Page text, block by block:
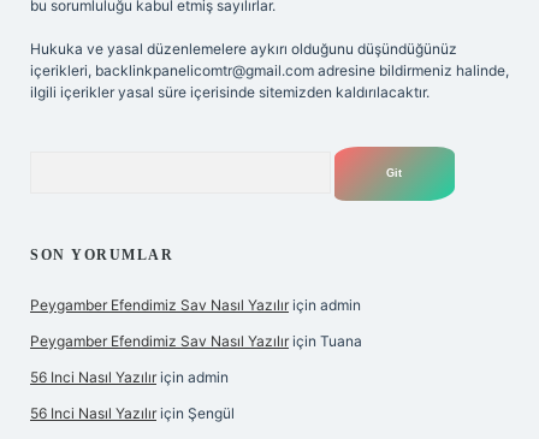
bu sorumluluğu kabul etmiş sayılırlar.
Hukuka ve yasal düzenlemelere aykırı olduğunu düşündüğünüz
içerikleri, backlinkpanelicomtr@gmail.com adresine bildirmeniz halinde,
ilgili içerikler yasal süre içerisinde sitemizden kaldırılacaktır.
SON YORUMLAR
Peygamber Efendimiz Sav Nasıl Yazılır için admin
Peygamber Efendimiz Sav Nasıl Yazılır için Tuana
56 Inci Nasıl Yazılır için admin
56 Inci Nasıl Yazılır için Şengül